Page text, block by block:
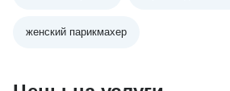
женский парикмахер